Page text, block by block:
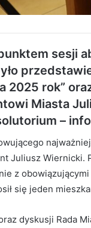
sesji
2025 rok”
Miasta
–
Juliusz Wiernicki.
z
się jeden
dyskusji Rada